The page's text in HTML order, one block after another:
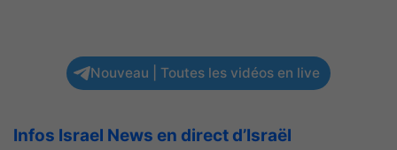
Nouveau | Toutes les vidéos en live
Infos Israel News en direct d’Israël